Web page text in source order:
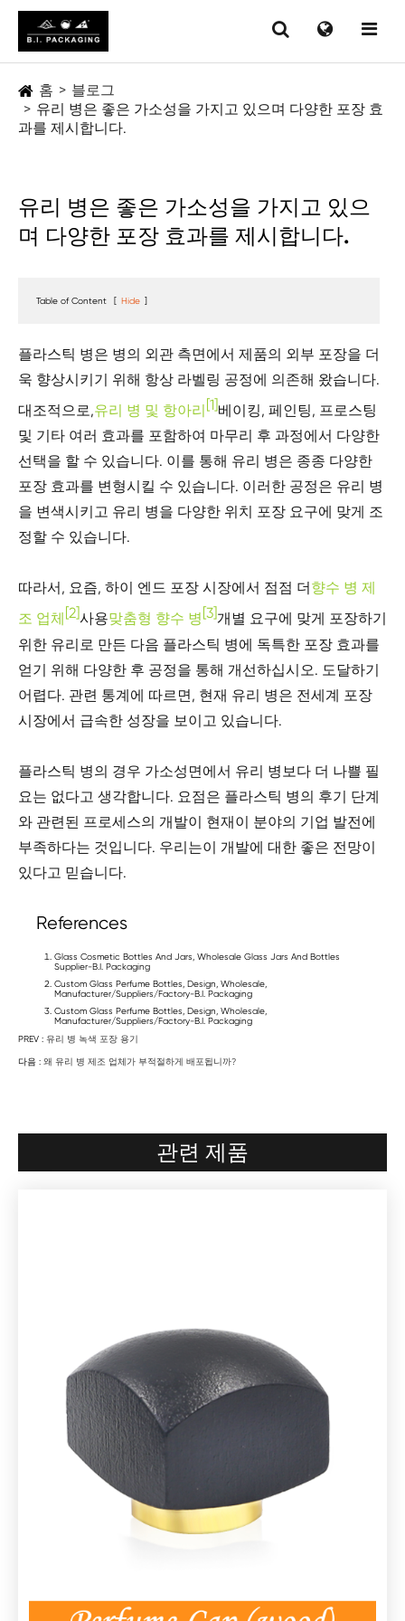
홈
블로그
유리 병은 좋은 가소성을 가지고 있으며 다양한 포장 효
과를 제시합니다.
유리 병은 좋은 가소성을 가지고 있으
며 다양한 포장 효과를 제시합니다.
Table of Content [ Hide ]
플라스틱 병은 병의 외관 측면에서 제품의 외부 포장을 더
욱 향상시키기 위해 항상 라벨링 공정에 의존해 왔습니다.
대조적으로,유리 병 및 항아리 [1]베이킹, 페인팅, 프로스팅
및 기타 여러 효과를 포함하여 마무리 후 과정에서 다양한
선택을 할 수 있습니다. 이를 통해 유리 병은 종종 다양한
포장 효과를 변형시킬 수 있습니다. 이러한 공정은 유리 병
을 변색시키고 유리 병을 다양한 위치 포장 요구에 맞게 조
정할 수 있습니다.
따라서, 요즘, 하이 엔드 포장 시장에서 점점 더 향수 병 제
조 업체 [2]사용맞춤형 향수 병 [3]개별 요구에 맞게 포장하기
위한 유리로 만든 다음 플라스틱 병에 독특한 포장 효과를
얻기 위해 다양한 후 공정을 통해 개선하십시오. 도달하기
어렵다. 관련 통계에 따르면, 현재 유리 병은 전세계 포장
시장에서 급속한 성장을 보이고 있습니다.
플라스틱 병의 경우 가소성면에서 유리 병보다 더 나쁠 필
요는 없다고 생각합니다. 요점은 플라스틱 병의 후기 단계
와 관련된 프로세스의 개발이 현재이 분야의 기업 발전에
부족하다는 것입니다. 우리는이 개발에 대한 좋은 전망이
있다고 믿습니다.
References
Glass Cosmetic Bottles And Jars, Wholesale Glass Jars And Bottles
Supplier-B.I. Packaging
Custom Glass Perfume Bottles, Design, Wholesale,
Manufacturer/Suppliers/Factory-B.I. Packaging
Custom Glass Perfume Bottles, Design, Wholesale,
Manufacturer/Suppliers/Factory-B.I. Packaging
PREV : 유리 병 녹색 포장 용기
다음 : 왜 유리 병 제조 업체가 부적절하게 배포됩니까?
관련 제품